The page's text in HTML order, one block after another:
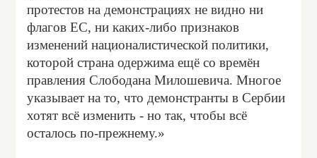
протестов на демонстрациях не видно ни
флагов ЕС, ни каких-либо признаков
изменений националистической политики,
которой страна одержима ещё со времён
правления Слободана Милошевича. Многое
указывает на то, что демонстранты в Сербии
хотят всё изменить - но так, чтобы всё
осталось по-прежнему.»